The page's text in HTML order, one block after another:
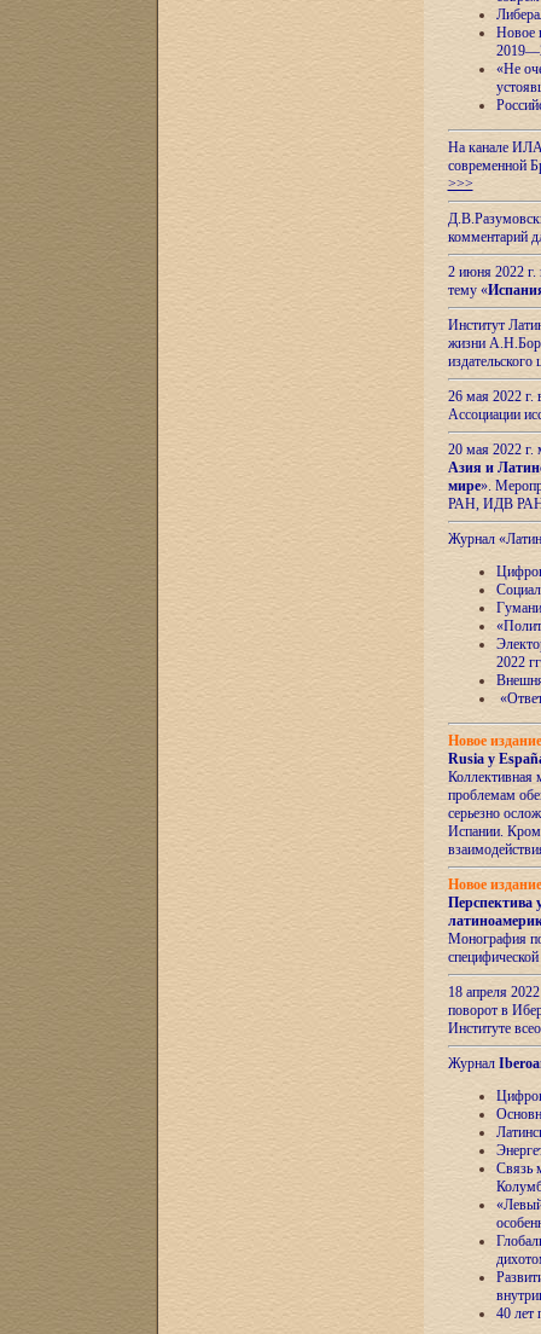
Новое
«Не
На канале ИЛА
современной
>>>
комментарий
2 июня 2022 г.
тему «
Институт
жизни
26 мая 2022
Ассоциации
20 мая 2022
Азия и
мире».
РАН, ИДВ
Журнал
2022
Новое
Rusia y
Коллективная
проблемам
серьезно
Испании.
Новое
Перспектива
Монография
18 апреля
поворот в
Институте
Журнал
Связь
40 лет